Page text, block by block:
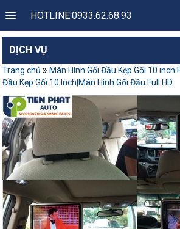
HOTLINE:0933.62.68.93
DỊCH VỤ
Trang chủ » Màn Hình Gối Đầu Kẹp Gối 10 inch
Đầu Kẹp Gối 10 Inch|Màn Hình Gối Đầu Full HD